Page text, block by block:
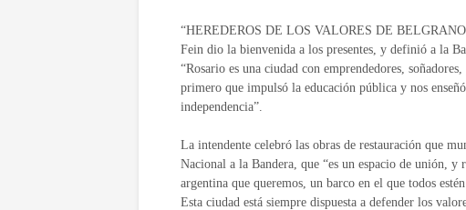
“HEREDEROS DE LOS VALORES DE
Fein dio la bienvenida a los presentes, y definió a la
“Rosario es una ciudad con emprendedores,
primero que impulsó la educación pública y nos
independencia”.
La intendente celebró las obras de restauración que
Nacional a la Bandera, que “es un espacio de unión,
argentina que queremos, un barco en el que todos
Esta ciudad está siempre dispuesta a defender los